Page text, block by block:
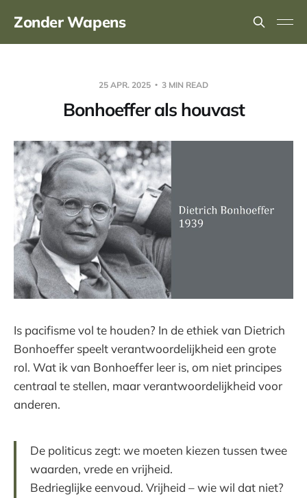
Zonder Wapens
25 APR. 2025 3 MIN READ
Bonhoeffer als houvast
Is pacifisme vol te houden? In de ethiek van Dietrich
Bonhoeffer speelt verantwoordelijkheid een grote
rol. Wat ik van Bonhoeffer leer is, om niet principes
centraal te stellen, maar verantwoordelijkheid voor
anderen.
De politicus zegt: we moeten kiezen tussen twee
waarden, vrede en vrijheid.
Bedrieglijke eenvoud. Vrijheid – wie wil dat niet?